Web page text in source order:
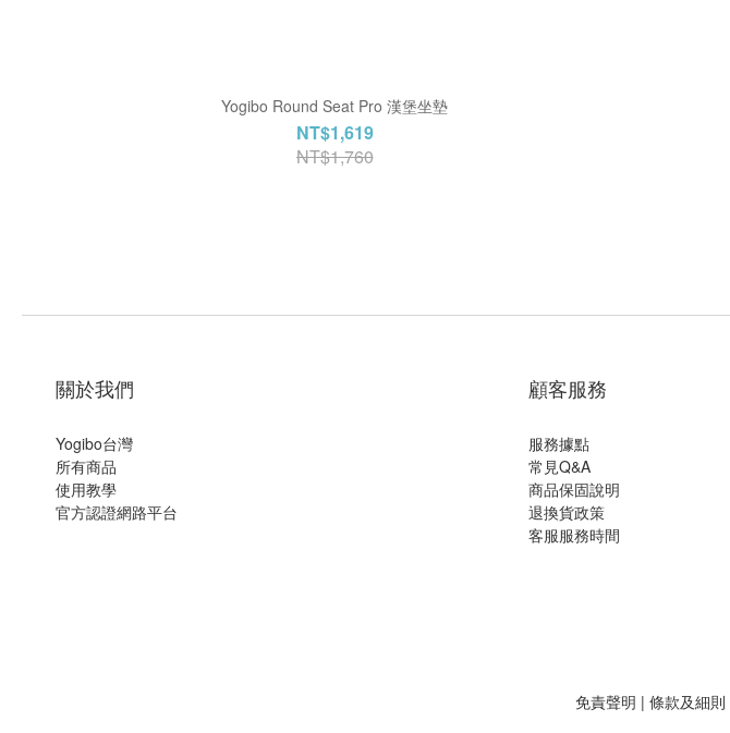
Yogibo Round Seat Pro 漢堡坐墊
NT$1,619
NT$1,760
關於我們
Yogibo台灣
所有商品
使用教學
官方認證網路平台
顧客服務
服務據點
常見Q&A
商品保固說明
退換貨政策
客服服務時間
免責聲明 | 條款及細則